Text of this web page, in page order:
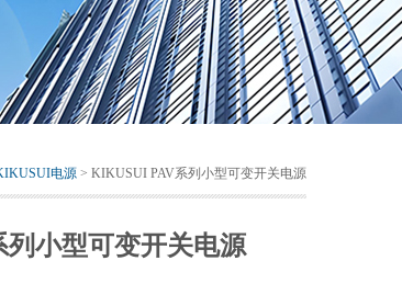
电源 > KIKUSUI PAV系列小型可变开关电源
小型可变开关电源